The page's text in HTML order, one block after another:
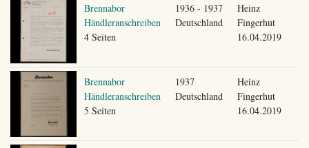
Brennabor
Händleranschreiben
4 Seiten
1936 - 1937
Deutschland
Heinz
Fingerhut
16.04.2019
Brennabor
Händleranschreiben
5 Seiten
1937
Deutschland
Heinz
Fingerhut
16.04.2019